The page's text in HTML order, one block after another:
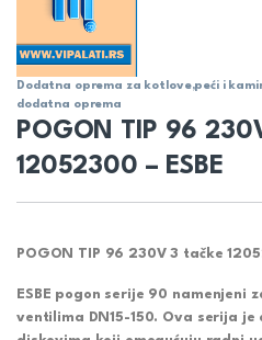
Dodatna oprema za kotlove,peći i
dodatna oprema
POGON TIP 96
12052300 – ESBE
POGON TIP 96 230V 3 tačke
ESBE pogon serije 90 namenjeni
ventilima DN15-150. Ova serija je